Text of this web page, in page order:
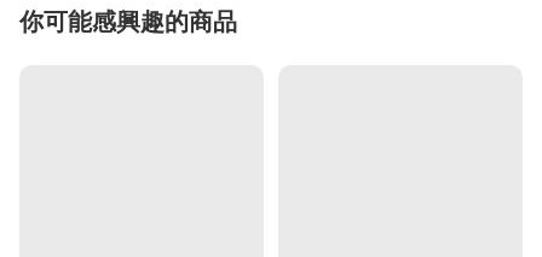
你可能感興趣的商品